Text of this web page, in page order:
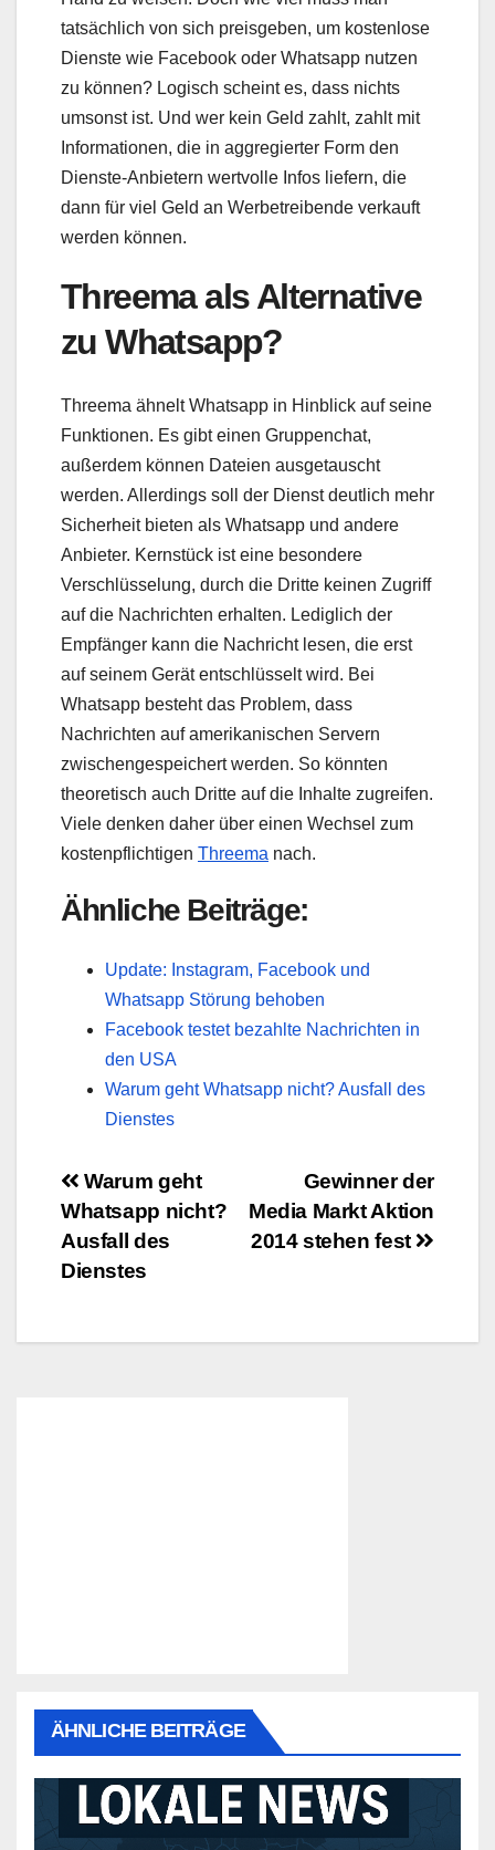
tatsächlich von sich preisgeben, um kostenlose
Dienste wie Facebook oder Whatsapp nutzen
zu können? Logisch scheint es, dass nichts
umsonst ist. Und wer kein Geld zahlt, zahlt mit
Informationen, die in aggregierter Form den
Dienste-Anbietern wertvolle Infos liefern, die
dann für viel Geld an Werbetreibende verkauft
werden können.
Threema als Alternative
zu Whatsapp?
Threema ähnelt Whatsapp in Hinblick auf seine
Funktionen. Es gibt einen Gruppenchat,
außerdem können Dateien ausgetauscht
werden. Allerdings soll der Dienst deutlich mehr
Sicherheit bieten als Whatsapp und andere
Anbieter. Kernstück ist eine besondere
Verschlüsselung, durch die Dritte keinen Zugriff
auf die Nachrichten erhalten. Lediglich der
Empfänger kann die Nachricht lesen, die erst
auf seinem Gerät entschlüsselt wird. Bei
Whatsapp besteht das Problem, dass
Nachrichten auf amerikanischen Servern
zwischengespeichert werden. So könnten
theoretisch auch Dritte auf die Inhalte zugreifen.
Viele denken daher über einen Wechsel zum
kostenpflichtigen Threema nach.
Ähnliche Beiträge:
Update: Instagram, Facebook und
Whatsapp Störung behoben
Facebook testet bezahlte Nachrichten in
den USA
Warum geht Whatsapp nicht? Ausfall des
Dienstes
BeitragsnavigationGewinner der
Media Markt Aktion
2014 stehen fest
Warum geht
Whatsapp nicht?
Ausfall des
Dienstes
ÄHNLICHE BEITRÄGE